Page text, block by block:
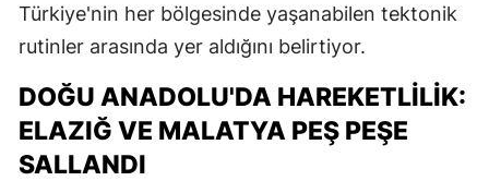
Türkiye'nin her bölgesinde yaşanabilen tektonik
rutinler arasında yer aldığını belirtiyor.
DOĞU ANADOLU'DA HAREKETLILIK:
ELAZIĞ VE MALATYA PEŞ PEŞE
SALLANDI